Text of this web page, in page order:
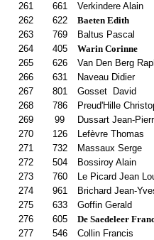
261
661
Verkindere Alain
262
622
Baeten Edith
263
769
Baltus Pascal
264
405
Warin Corinne
265
626
Van Den Berg
266
631
Naveau Didier
267
801 Gosset
David
268
786
Preud'Hille
269
99
Dussart Jean-
270
126
Lefèvre Thomas
271
732
Massaux Serge
272
504
Bossiroy Alain
273
760
Le Picard Jean
274
961
Brichard Jean-
275
633
Goffin Gerald
276
605
De Saedeleer
277
546
Collin Francis